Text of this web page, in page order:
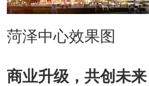
菏泽中心效果图
商业升级，共创未